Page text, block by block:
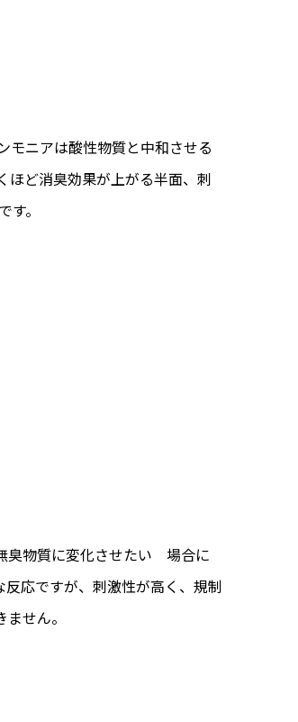
モニアは酸性物質と中和させる
ほど消臭効果が上がる半面、刺
。
臭物質に変化させたい 場合に
応ですが、刺激性が高く、規制
せん。